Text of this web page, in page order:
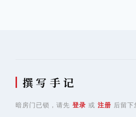
撰 写 手 记
暗房门已锁，请先 登录 或 注册 后留下